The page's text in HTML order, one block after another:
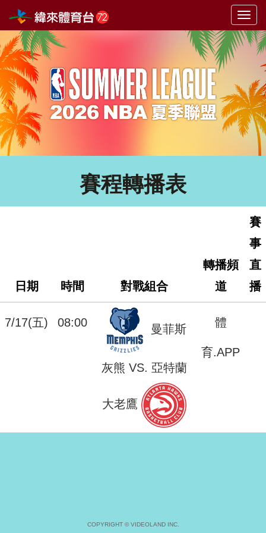
選
單
換
賽程轉播表
日期 時間 對戰組合
轉播頻
道
賽
事
直
播
7/17(五) 08:00
曼菲斯
灰熊 VS. 亞特蘭
大老鷹
體
育.APP
COPYRIGHT © VIDEOLAND INC.